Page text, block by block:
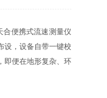
合便携式流速测量仪
设，设备自带一键校
即便在地形复杂、环